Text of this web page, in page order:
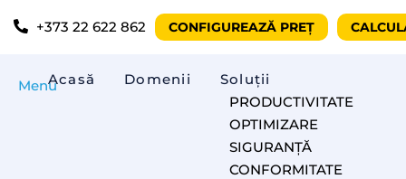
+373 22 622 862 CONFIGUREAZĂ PREȚ
MenuAcasă Domenii
Soluții
PRODUCTIVITATE
OPTIMIZARE
SIGURANȚĂ
CONFORMITATE